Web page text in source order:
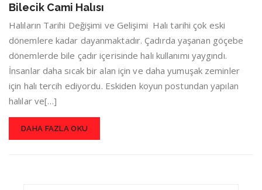
Bilecik Cami Halısı
Halıların Tarihi Değişimi ve Gelişimi Halı tarihi çok eski
dönemlere kadar dayanmaktadır. Çadırda yaşanan göçebe
dönemlerde bile çadır içerisinde halı kullanımı yaygındı.
İnsanlar daha sıcak bir alan için ve daha yumuşak zeminler
için halı tercih ediyordu. Eskiden koyun postundan yapılan
halılar ve[…]
DAHA FAZLA OKU